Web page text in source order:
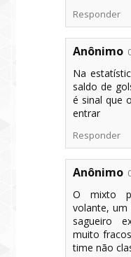
Responder
Anônimo
Na
saldo de
é sinal que
entrar
Responder
Anônimo
O mixto
volante, um
sagueiro
muito
time não